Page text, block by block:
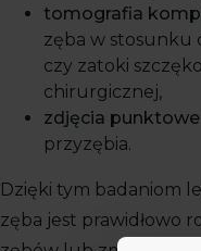
tomografia
zęba w stosunku
czy zatoki
chirurgicznej,
zdjęcia punktowe
przyzębia.
Dzięki tym badaniom
zęba jest prawidłowo